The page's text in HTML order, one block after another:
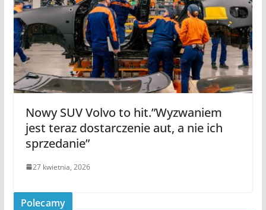
Nowy SUV Volvo to hit.”Wyzwaniem
jest teraz dostarczenie aut, a nie ich
sprzedanie”
27 kwietnia, 2026
Polecamy